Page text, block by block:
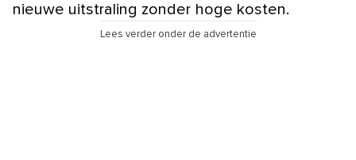
nieuwe uitstraling zonder hoge kosten.
Lees verder onder de advertentie